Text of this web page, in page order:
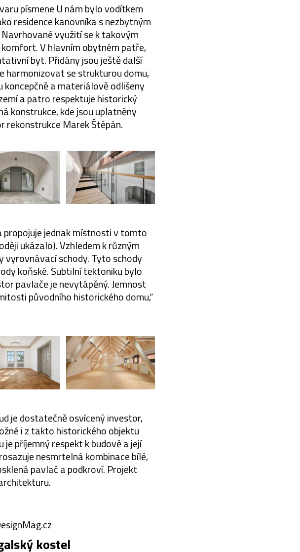
písmene U nám bylo vodítkem
residence kanovníka s nezbytným
využití se k takovým
V hlavním obytném patře,
byt. Přidány jsou ještě další
harmonizovat se strukturou domu,
a materiálově odlišeny
a patro respektuje historický
konstrukce, kde jsou uplatněny
rekonstrukce Marek Štěpán.
propojuje jednak místnosti v tomto
ukázalo). Vzhledem k různým
schody. Tyto schody
koňské. Subtilní tektoniku bylo
pavlače je nevytápěný. Jemnost
původního historického domu,“
je dostatečně osvícený investor,
i z takto historického objektu
příjemný respekt k budově a její
nesmrtelná kombinace bílé,
pavlač a podkroví. Projekt
kostel